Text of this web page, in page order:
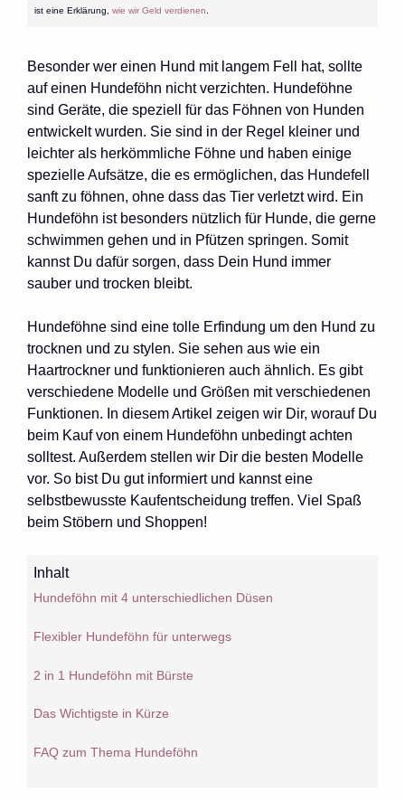
ist eine Erklärung, wie wir Geld verdienen
Besonder wer einen Hund mit langem Fell hat, sollte
auf einen Hundeföhn nicht verzichten. Hundeföhne
sind Geräte, die speziell für das Föhnen von Hunden
entwickelt wurden. Sie sind in der Regel kleiner und
leichter als herkömmliche Föhne und haben einige
spezielle Aufsätze, die es ermöglichen, das Hundefell
sanft zu föhnen, ohne dass das Tier verletzt wird. Ein
Hundeföhn ist besonders nützlich für Hunde, die gerne
schwimmen gehen und in Pfützen springen. Somit
kannst Du dafür sorgen, dass Dein Hund immer
sauber und trocken bleibt.
Hundeföhne sind eine tolle Erfindung um den Hund zu
trocknen und zu stylen. Sie sehen aus wie ein
Haartrockner und funktionieren auch ähnlich. Es gibt
verschiedene Modelle und Größen mit verschiedenen
Funktionen. In diesem Artikel zeigen wir Dir, worauf Du
beim Kauf von einem Hundeföhn unbedingt achten
solltest. Außerdem stellen wir Dir die besten Modelle
vor. So bist Du gut informiert und kannst eine
selbstbewusste Kaufentscheidung treffen. Viel Spaß
beim Stöbern und Shoppen!
Inhalt
Hundeföhn mit 4 unterschiedlichen Düsen
Flexibler Hundeföhn für unterwegs
2 in 1 Hundeföhn mit Bürste
Das Wichtigste in Kürze
FAQ zum Thema Hundeföhn